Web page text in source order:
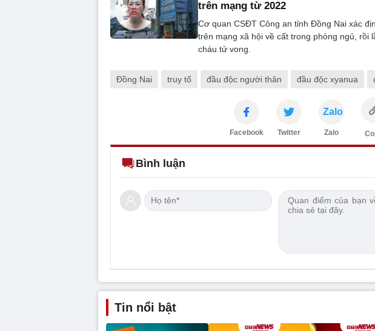
trên mạng từ 2022
Cơ quan CSĐT Công an tỉnh Đồng Nai xác
trên mạng xã hội về cất trong phòng ngủ, rồi
cháu tử vong.
Đồng Nai truy tố đầu độc người thân đầu độc xyanua
Facebook Twitter
Zalo
Zalo
Bình luận
Tin nổi bật